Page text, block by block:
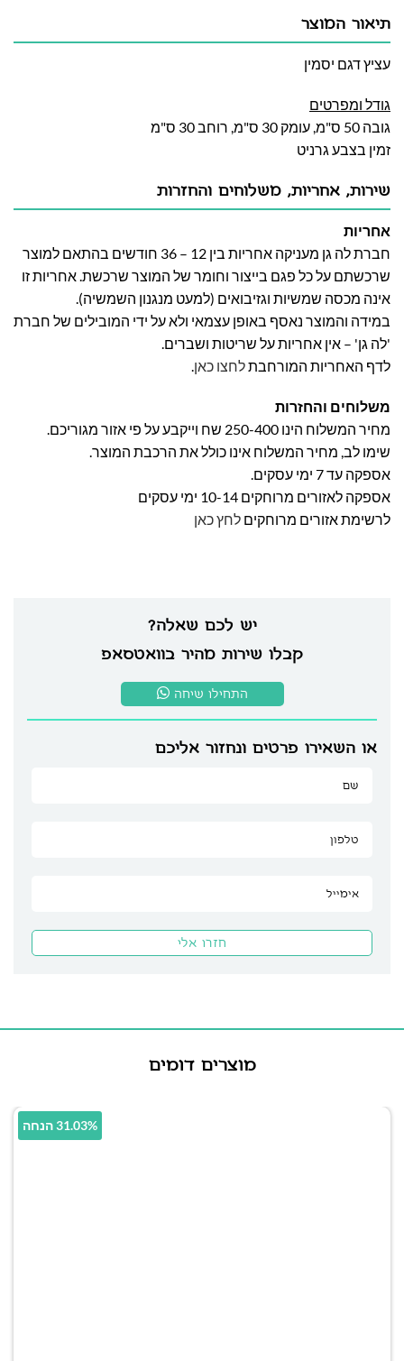
תיאור המוצר
עציץ דגם יסמין
גודל ומפרטים
גובה 50 ס"מ, עומק 30 ס"מ, רוחב 30 ס"מ
זמין בצבע גרניט
יש לכם שאלה?
קבלו שירות מהיר בוואטסאפ
התחילו שיחה
או השאירו פרטים ונחזור אליכם
שירות, אחריות, משלוחים והחזרות
אחריות
חברת לה גן מעניקה אחריות בין 12 – 36 חודשים בהתאם למוצר
שרכשתם על כל פגם בייצור וחומר של המוצר שרכשת. אחריות זו
אינה מכסה שמשיות וגזיבואים (למעט מנגנון השמשיה).
במידה והמוצר נאסף באופן עצמאי ולא על ידי המובילים של חברת
'לה גן' – אין אחריות על שריטות ושברים.
לדף האחריות המורחבתלחצו כאן.
משלוחים והחזרות
מחיר המשלוח הינו 250-400 שח וייקבע על פי אזור מגוריכם.
שימו לב, מחיר המשלוח אינו כולל את הרכבת המוצר.
אספקה עד 7 ימי עסקים.
אספקה לאזורים מרוחקים 10-14 ימי עסקים
לרשימת אזורים מרוחקים לחץ כאן
מוצרים דומים
31.03% הנחה